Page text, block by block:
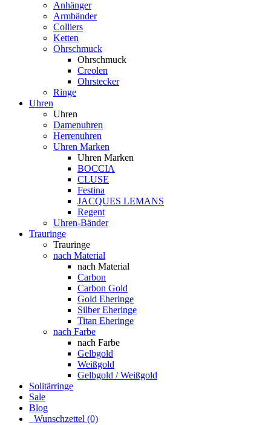
Anhänger
Armbänder
Colliers
Ketten
Ohrschmuck
Ohrschmuck
Creolen
Ohrstecker
Ringe
Uhren
Uhren
Damenuhren
Herrenuhren
Uhren Marken
Uhren Marken
BOCCIA
CLUSE
Festina
JACQUES LEMANS
Regent
Uhren-Bänder
Trauringe
Trauringe
nach Material
nach Material
Carbon
Carbon Gold
Gold Eheringe
Silber Eheringe
Titan Eheringe
nach Farbe
nach Farbe
Gelbgold
Weißgold
Gelbgold / Weißgold
Solitärringe
Sale
Blog
Wunschzettel (0)